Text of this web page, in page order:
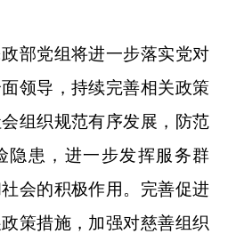
党组将进一步落实党对
领导，持续完善相关政策
组织规范有序发展，防范
隐患，进一步发挥服务群
会的积极作用。完善促进
策措施，加强对慈善组织